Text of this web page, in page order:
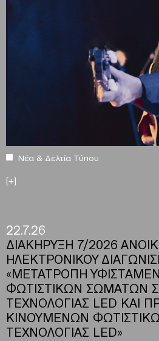
Νέα & Δελτία Τύπου
[+]
22.7.26
ΔΙΑΚΗΡΥΞΗ 7/2026
ΗΛΕΚΤΡΟΝΙΚΟΥ
«ΜΕΤΑΤΡΟΠΗ
ΦΩΤΙΣΤΙΚΩΝ ΣΩΜΑΤΩΝ
ΤΕΧΝΟΛΟΓΙΑΣ LED ΚΑΙ
ΚΙΝΟΥΜΕΝΩΝ
ΤΕΧΝΟΛΟΓΙΑΣ LED»